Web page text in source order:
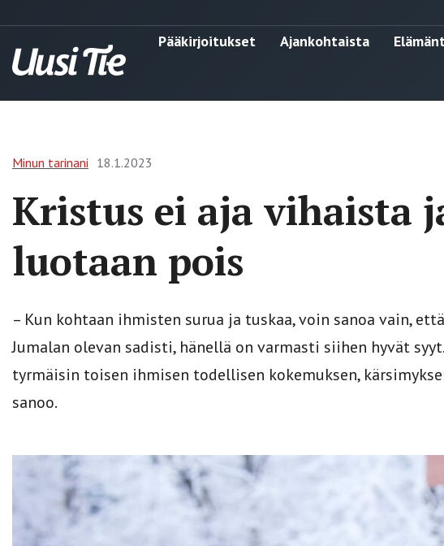
Pääkirjoitukset Ajankohtaista
Minun tarinani 18.1.2023
Kristus ei aja vihaista
luotaan pois
– Kun kohtaan ihmisten surua ja tuskaa, voin sanoa vain,
Jumalan olevan sadisti, hänellä on varmasti siihen hyvät
tyrmäisin toisen ihmisen todellisen kokemuksen,
sanoo.